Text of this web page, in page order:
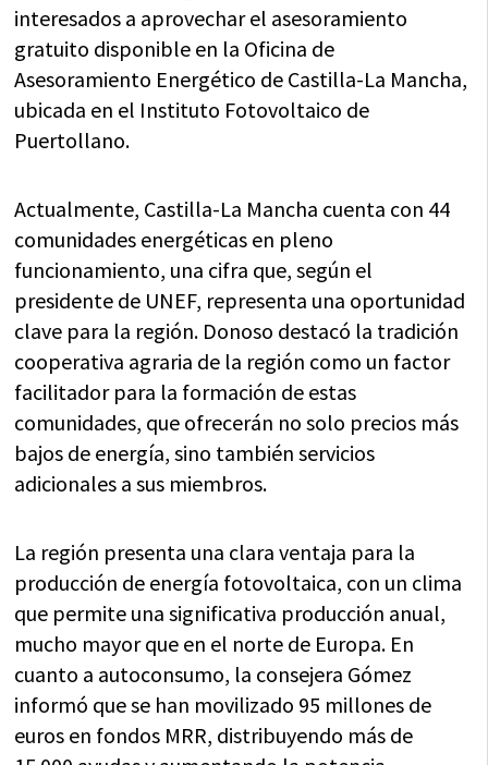
interesados a aprovechar el asesoramiento
gratuito disponible en la Oficina de
Asesoramiento Energético de Castilla-La Mancha,
ubicada en el Instituto Fotovoltaico de
Puertollano.
Actualmente, Castilla-La Mancha cuenta con 44
comunidades energéticas en pleno
funcionamiento, una cifra que, según el
presidente de UNEF, representa una oportunidad
clave para la región. Donoso destacó la tradición
cooperativa agraria de la región como un factor
facilitador para la formación de estas
comunidades, que ofrecerán no solo precios más
bajos de energía, sino también servicios
adicionales a sus miembros.
La región presenta una clara ventaja para la
producción de energía fotovoltaica, con un clima
que permite una significativa producción anual,
mucho mayor que en el norte de Europa. En
cuanto a autoconsumo, la consejera Gómez
informó que se han movilizado 95 millones de
euros en fondos MRR, distribuyendo más de